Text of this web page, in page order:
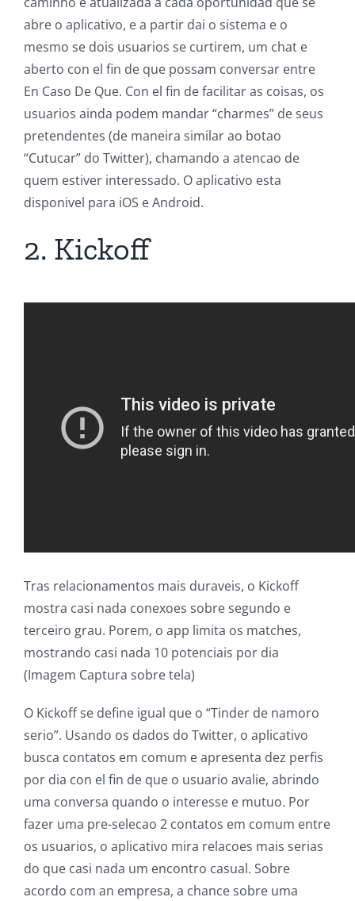
abre o aplicativo, e a partir dai o sistema e o
mesmo se dois usuarios se curtirem, um chat e
aberto con el fin de que possam conversar entre
En Caso De Que. Con el fin de facilitar as coisas, os
usuarios ainda podem mandar “charmes” de seus
pretendentes (de maneira similar ao botao
“Cutucar” do Twitter), chamando a atencao de
quem estiver interessado. O aplicativo esta
disponivel para iOS e Android.
2. Kickoff
Tras relacionamentos mais duraveis, o Kickoff
mostra casi nada conexoes sobre segundo e
terceiro grau. Porem, o app limita os matches,
mostrando casi nada 10 potenciais por dia
(Imagem Captura sobre tela)
O Kickoff se define igual que o “Tinder de namoro
serio”. Usando os dados do Twitter, o aplicativo
busca contatos em comum e apresenta dez perfis
por dia con el fin de que o usuario avalie, abrindo
uma conversa quando o interesse e mutuo. Por
fazer uma pre-selecao 2 contatos em comum entre
os usuarios, o aplicativo mira relacoes mais serias
do que casi nada um encontro casual. Sobre
acordo com an empresa, a chance sobre uma